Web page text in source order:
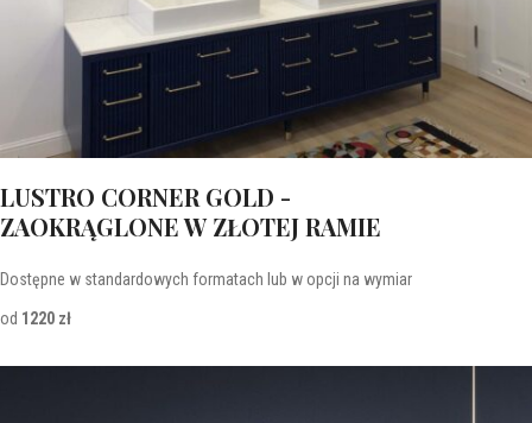
LUSTRO CORNER GOLD -
ZAOKRĄGLONE W ZŁOTEJ RAMIE
Dostępne w standardowych formatach lub w opcji na wymiar
od 1220 zł